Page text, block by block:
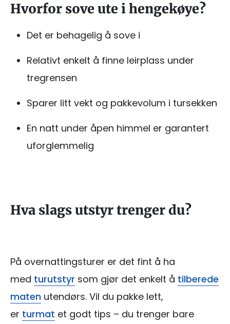
Hvorfor sove ute i hengekøye?
Det er behagelig å sove i
Relativt enkelt å finne leirplass under
tregrensen
Sparer litt vekt og pakkevolum i tursekken
En natt under åpen himmel er garantert
uforglemmelig
Hva slags utstyr trenger du?
På overnattingsturer er det fint å ha
med turutstyr som gjør det enkelt å tilberede
maten utendørs. Vil du pakke lett,
er turmat et godt tips – du trenger bare